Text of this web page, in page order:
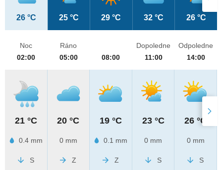
26 °C 25 °C 29 °C 32 °C 26 °C
Noc
02:00
21 °C
0.4 mm
S
Ráno
05:00
20 °C
0 mm
Z
08:00
19 °C
0.1 mm
Z
Dopoledne
11:00
23 °C
0 mm
S
Odpoledne
14:00
26 °C
0 mm
S